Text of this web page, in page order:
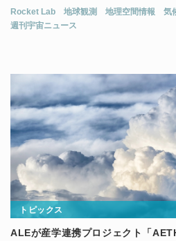
Rocket Lab 地球観測 地理空間情報 気
週刊宇宙ニュース
トピックス
ALEが産学連携プロジェクト「